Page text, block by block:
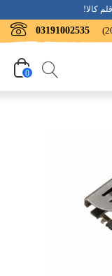
03191002535
0